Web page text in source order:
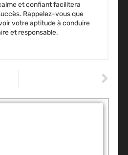
et confiant facilitera
Rappelez-vous que
votre aptitude à conduire
et responsable.